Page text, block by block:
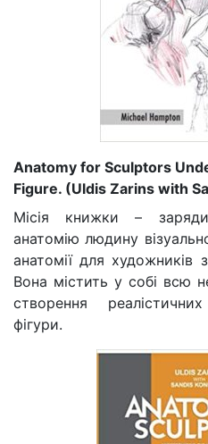
Anatomy for Sculptors
Figure. (Uldis Zarins with
Місія книжки–
анатомію людину
анатомії для художників
Вона містить у собі всю
створення
фігури.